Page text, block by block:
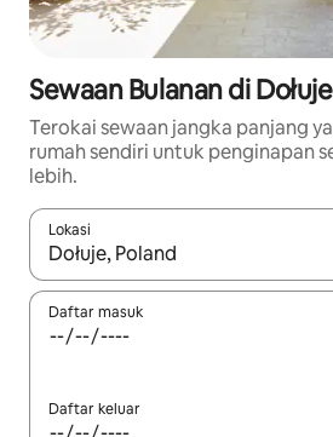
Sewaan Bulanan di Dołuje
Terokai sewaan jangka panjang
rumah sendiri untuk penginapan
lebih.
Lokasi
Apabila hasil tersedia, navigasi
Daftar masuk
Daftar keluar